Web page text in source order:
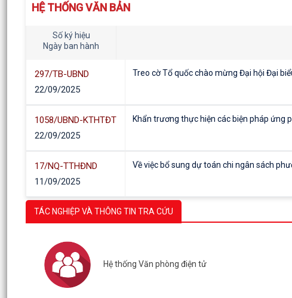
HỆ THỐNG VĂN BẢN
Số ký hiệu
Ngày ban hành
297/TB-UBND
22/09/2025
Treo cờ Tổ quốc chào mừng Đại hội Đại
1058/UBND-KTHTĐT
22/09/2025
Khẩn trương thực hiện các biện pháp ứng
17/NQ-TTHĐND
11/09/2025
Về việc bổ sung dự toán chi ngân sách
18/NQ-TTHĐND
Về việc bổ sung dự toán chi ngân sách
19/NQ-TTHĐND
11/09/2025
Về việc bổ sung dự toán chi ngân sách
TÁC NGHIỆP VÀ THÔNG TIN TRA CỨU
Hệ thống Văn phòng điện tử